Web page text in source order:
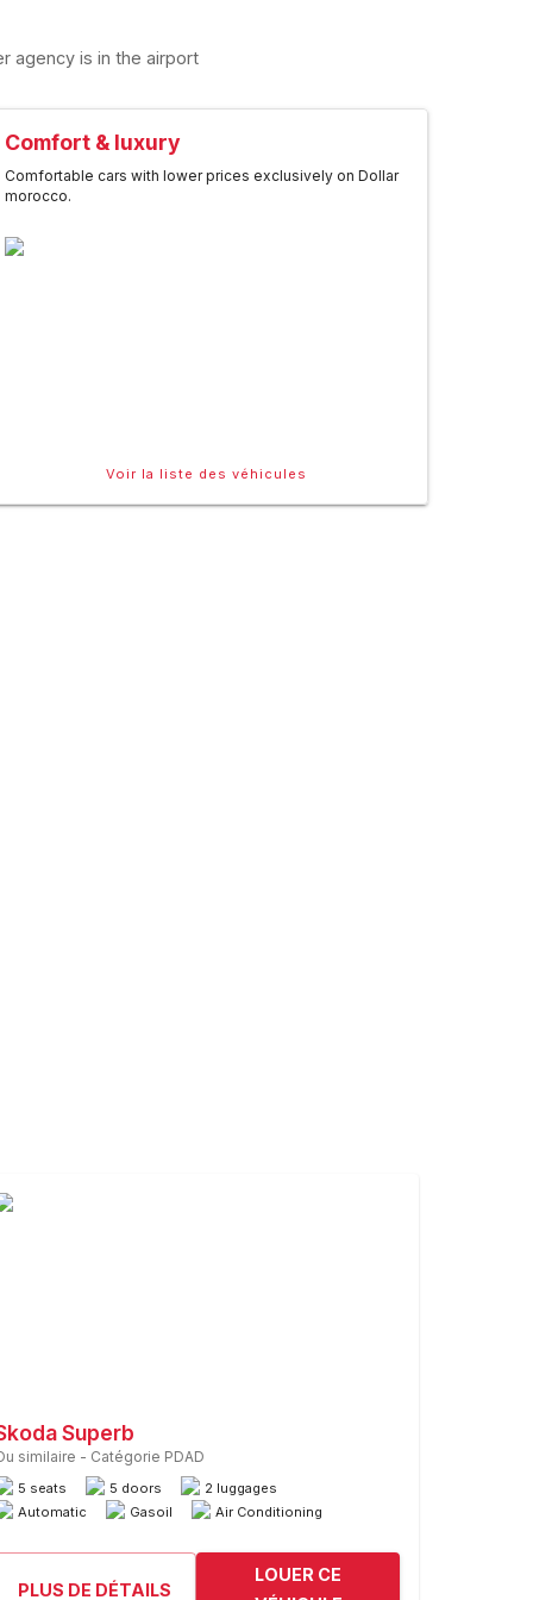
agency is in the airport
Comfort & luxury
Comfortable cars with lower prices exclusively on Dollar
morocco.
Voir la liste des véhicules
Superb
similaire - Catégorie PDAD
5 seats 5 doors
2 luggages
Automatic
Gasoil Air Conditioning
PLUS DE DÉTAILS
LOUER CE